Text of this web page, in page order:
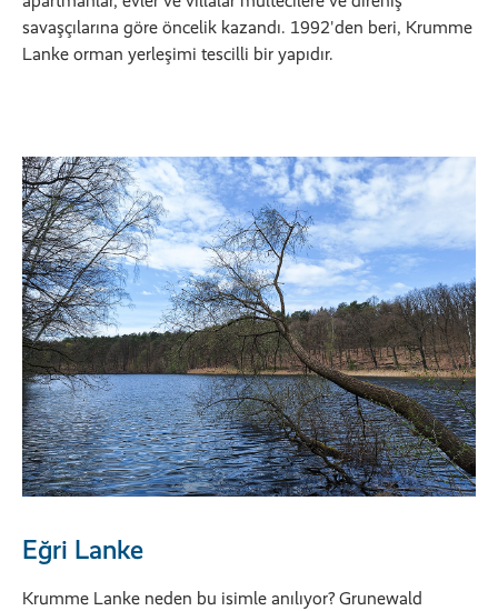
savaşçılarına göre öncelik kazandı. 1992'den beri, Krumme
Lanke orman yerleşimi tescilli bir yapıdır.
Eğri Lanke
Krumme Lanke neden bu isimle anılıyor? Grunewald